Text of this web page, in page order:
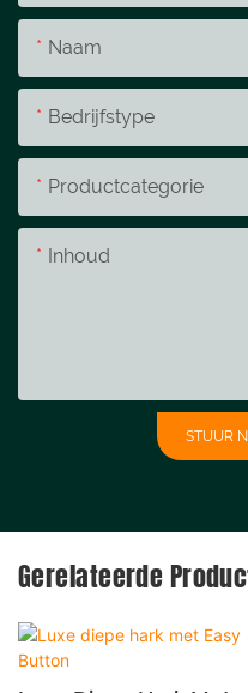
Naam
Bedrijfstype
Productcategorie
Inhoud
STUUR
Gerelateerde